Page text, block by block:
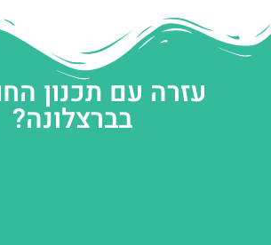
עזרה עם תכנון
בברצלונה?